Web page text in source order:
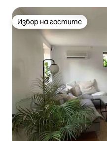
Избор на гостите
Избор на гостите